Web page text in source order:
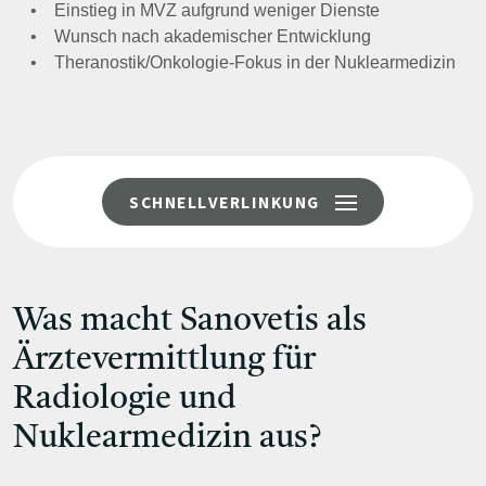
• Einstieg in MVZ aufgrund weniger Dienste
• Wunsch nach akademischer Entwicklung
• Theranostik/Onkologie-Fokus in der Nuklearmedizin
SCHNELLVERLINKUNG
Was macht Sanovetis als
Ärztevermittlung für
Radiologie und
Nuklearmedizin aus?